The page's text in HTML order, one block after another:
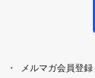
メルマガ会員登録